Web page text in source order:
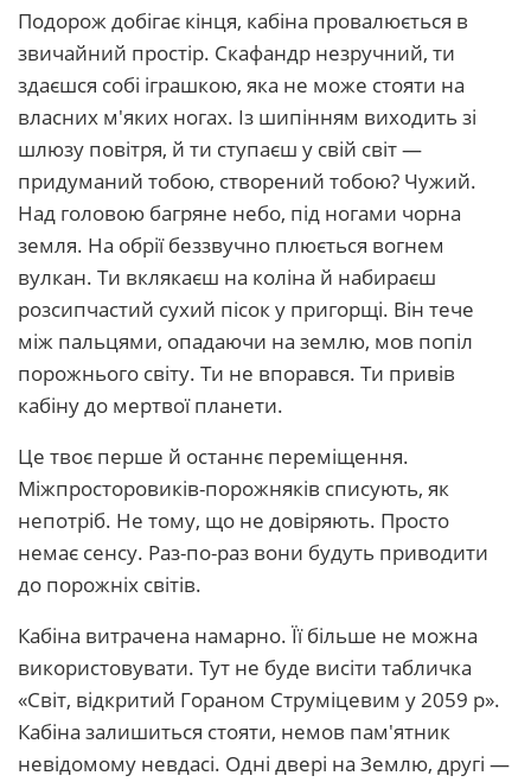
Подорож добігає кінця, кабіна провалюється в
звичайний простір. Скафандр незручний, ти
здаєшся собі іграшкою, яка не може стояти на
власних м'яких ногах. Із шипінням виходить зі
шлюзу повітря, й ти ступаєш у свій світ —
придуманий тобою, створений тобою? Чужий.
Над головою багряне небо, під ногами чорна
земля. На обрії беззвучно плюється вогнем
вулкан. Ти вклякаєш на коліна й набираєш
розсипчастий сухий пісок у пригорщі. Він тече
між пальцями, опадаючи на землю, мов попіл
порожнього світу. Ти не впорався. Ти привів
кабіну до мертвої планети.
Це твоє перше й останнє переміщення.
Міжпросторовиків-порожняків списують, як
непотріб. Не тому, що не довіряють. Просто
немає сенсу. Раз-по-раз вони будуть приводити
до порожніх світів.
Кабіна витрачена намарно. Її більше не можна
використовувати. Тут не буде висіти табличка
«Світ, відкритий Гораном Струміцевим у 2059 р».
Кабіна залишиться стояти, немов пам'ятник
невідомому невдасі. Одні двері на Землю, другі —